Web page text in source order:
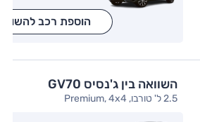
הוספת רכב להשוואה
השוואה בין ג'נסיס GV70
2.5 ל' טורבו, Premium, 4x4